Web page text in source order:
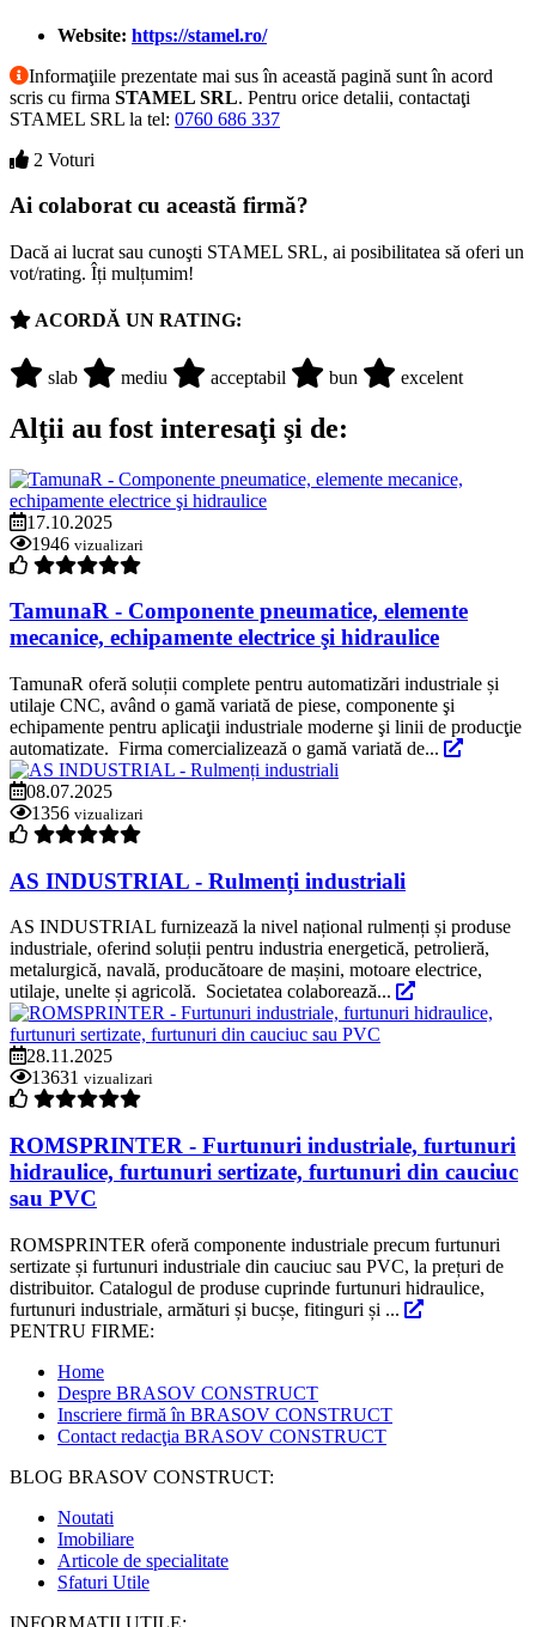
Website: https://stamel.ro/
Informaţiile prezentate mai sus în această pagină sunt în acord
scris cu firma STAMEL SRL. Pentru orice detalii, contactaţi
STAMEL SRL la tel: 0760 686 337
2 Voturi
Ai colaborat cu această firmă?
Dacă ai lucrat sau cunoşti STAMEL SRL, ai posibilitatea să oferi un
vot/rating. Îți mulțumim!
ACORDĂ UN RATING:
slab mediu acceptabil bun excelent
Alţii au fost interesaţi şi de:
17.10.2025
1946 vizualizari
TamunaR - Componente pneumatice, elemente
mecanice, echipamente electrice şi hidraulice
TamunaR oferă soluții complete pentru automatizări industriale și
utilaje CNC, având o gamă variată de piese, componente şi
echipamente pentru aplicaţii industriale moderne şi linii de producţie
automatizate. Firma comercializează o gamă variată de...
08.07.2025
1356 vizualizari
AS INDUSTRIAL - Rulmenți industriali
AS INDUSTRIAL furnizează la nivel național rulmenți și produse
industriale, oferind soluții pentru industria energetică, petrolieră,
metalurgică, navală, producătoare de mașini, motoare electrice,
utilaje, unelte și agricolă. Societatea colaborează...
28.11.2025
13631 vizualizari
ROMSPRINTER - Furtunuri industriale, furtunuri
hidraulice, furtunuri sertizate, furtunuri din cauciuc
sau PVC
ROMSPRINTER oferă componente industriale precum furtunuri
sertizate și furtunuri industriale din cauciuc sau PVC, la prețuri de
distribuitor. Catalogul de produse cuprinde furtunuri hidraulice,
furtunuri industriale, armături și bucșe, fitinguri și ...
PENTRU FIRME:
Home
Despre BRASOV CONSTRUCT
Inscriere firmă în BRASOV CONSTRUCT
Contact redacţia BRASOV CONSTRUCT
BLOG BRASOV CONSTRUCT:
Noutati
Imobiliare
Articole de specialitate
Sfaturi Utile
INFORMATII UTILE: